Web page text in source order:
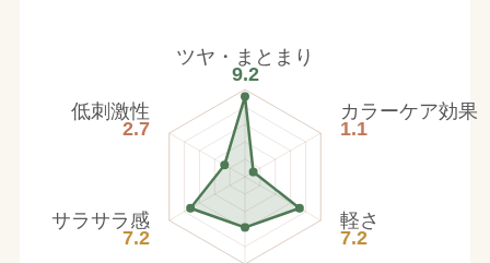
ツヤ・まとまり
9.2
カラーケア効果
1.1
軽さ
7.2
サラサラ感
7.2
低刺激性
2.7